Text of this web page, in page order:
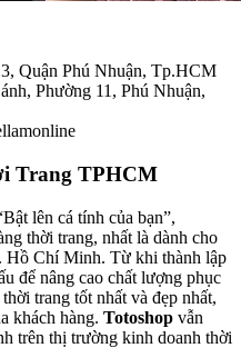
Quận Phú Nhuận, Tp.HCM
Phường 11, Phú Nhuận,
Trang TPHCM
lên cá tính của bạn”,
thời trang, nhất là dành cho
Hồ Chí Minh. Từ khi thành lập
để nâng cao chất lượng phục
trang tốt nhất và đẹp nhất,
khách hàng. Totoshop vẫn
trên thị trường kinh doanh thời